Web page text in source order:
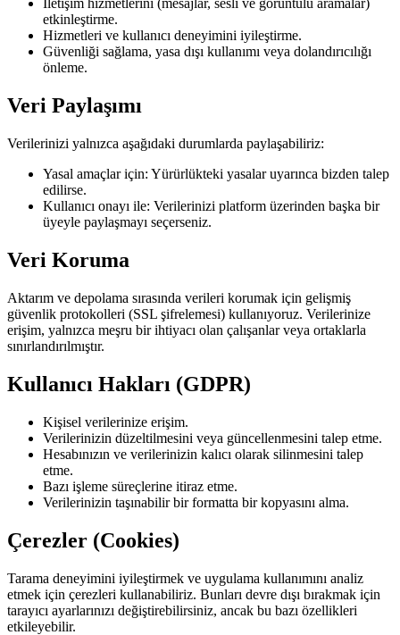
İletişim hizmetlerini (mesajlar, sesli ve görüntülü aramalar)
etkinleştirme.
Hizmetleri ve kullanıcı deneyimini iyileştirme.
Güvenliği sağlama, yasa dışı kullanımı veya dolandırıcılığı
önleme.
Veri Paylaşımı
Verilerinizi yalnızca aşağıdaki durumlarda paylaşabiliriz:
Yasal amaçlar için: Yürürlükteki yasalar uyarınca bizden talep
edilirse.
Kullanıcı onayı ile: Verilerinizi platform üzerinden başka bir
üyeyle paylaşmayı seçerseniz.
Veri Koruma
Aktarım ve depolama sırasında verileri korumak için gelişmiş
güvenlik protokolleri (SSL şifrelemesi) kullanıyoruz. Verilerinize
erişim, yalnızca meşru bir ihtiyacı olan çalışanlar veya ortaklarla
sınırlandırılmıştır.
Kullanıcı Hakları (GDPR)
Kişisel verilerinize erişim.
Verilerinizin düzeltilmesini veya güncellenmesini talep etme.
Hesabınızın ve verilerinizin kalıcı olarak silinmesini talep
etme.
Bazı işleme süreçlerine itiraz etme.
Verilerinizin taşınabilir bir formatta bir kopyasını alma.
Çerezler (Cookies)
Tarama deneyimini iyileştirmek ve uygulama kullanımını analiz
etmek için çerezleri kullanabiliriz. Bunları devre dışı bırakmak için
tarayıcı ayarlarınızı değiştirebilirsiniz, ancak bu bazı özellikleri
etkileyebilir.